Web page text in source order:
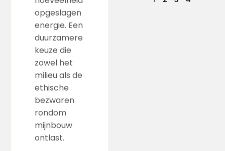
opgeslagen
energie. Een
duurzamere
keuze die
zowel het
milieu als de
ethische
bezwaren
rondom
mijnbouw
ontlast.